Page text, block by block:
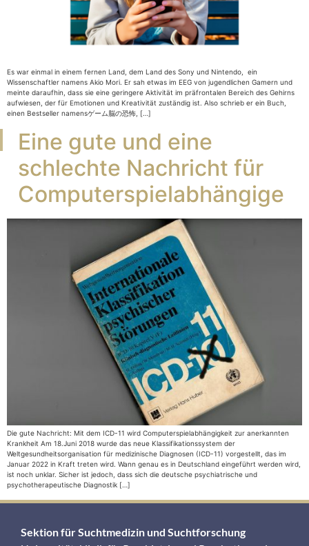
Es war einmal in einem fernen Land, dem Land des Sony und Nintendo, ein
Wissenschaftler namens Akio Mori. Er sah etwas im EEG von jugendlichen Gamern und
meinte daraufhin, dass sie eine geringere Aktivität im präfrontalen Bereich des Gehirns
aufwiesen, der für Emotionen und Kreativität zuständig ist. Also schrieb er ein Buch,
einen Bestseller namensゲーム脳の恐怖, […]
Eine gute und eine
schlechte Nachricht für
Computerspielabhängige
Die gute Nachricht: Mit dem ICD-11 wird Computerspielabhängigkeit zur anerkannten
Krankheit Am 18.Juni 2018 wurde das neue Klassifikationssystem der
Weltgesundheitsorganisation für medizinische Diagnosen (ICD-11) vorgestellt, das im
Januar 2022 in Kraft treten wird. Wann genau es in Deutschland eingeführt werden wird,
ist noch unklar. Sicher ist jedoch, dass sich die deutsche psychiatrische und
psychotherapeutische Diagnostik […]
Sektion für Suchtmedizin und Suchtforschung